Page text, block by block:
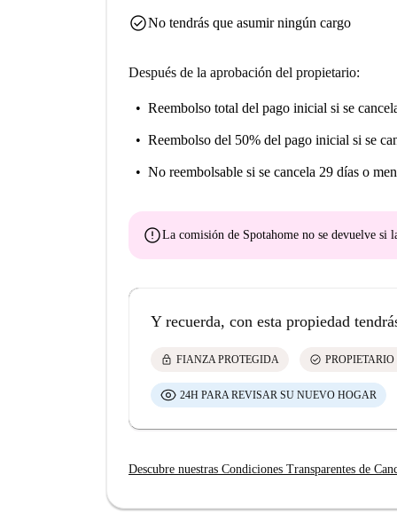
check_circleNo tendrás que asumir ningún cargo
Después de la aprobación del propietario:
Reembolso total del pago inicial si se
Reembolso del 50% del pago inicial si se
No reembolsable si se cancela 29 días o
errorLa comisión de Spotahome no se devuelve si
Y recuerda, con esta propiedad
lock FIANZA PROTEGIDA check_circle
24H PARA REVISAR SU NUEVO HOGAR
Descubre nuestras Condiciones Transparentes de